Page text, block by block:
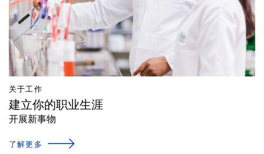
关于工作
建立你的职业生涯
开展新事物
了解更多